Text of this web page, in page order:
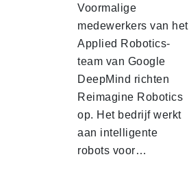
Voormalige
medewerkers van het
Applied Robotics-
team van Google
DeepMind richten
Reimagine Robotics
op. Het bedrijf werkt
aan intelligente
robots voor…